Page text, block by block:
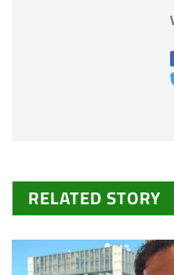
RELATED STORY